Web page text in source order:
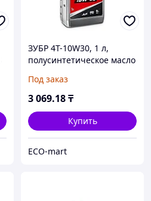
ЗУБР 4Т-10W30, 1 л,
полусинтетическое масло
двигателей, EXTRA (70610-
1)
Под заказ
3 069.18₸
Купить
ECO-mart